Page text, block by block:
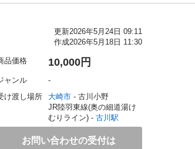
更新2026年5月24日 09:11
作成2026年5月18日 11:30
品価格 10,000円
ャンル
-
け渡し場所
大崎市 - 古川小野
JR陸羽東線(奥の細道湯け
むりライン) - 古川駅
お問い合わせの受付は